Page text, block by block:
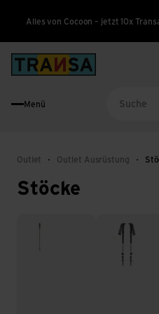
Alles von Cocoon – jetzt 10x
Menü
Outlet Outlet Ausrüstung
Stöcke
Tourenstöcke